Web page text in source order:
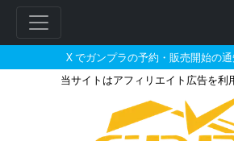
X でガンプラの予約・販売開始の
当サイトはアフィリエイト広告を利
グレイズ・アインの